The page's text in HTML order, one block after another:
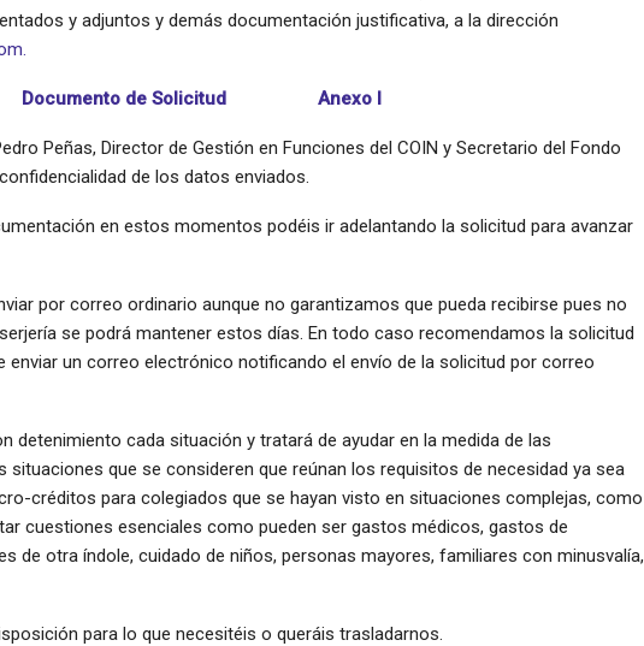
y adjuntos y demás documentación justificativa, a la dirección
Documento de Solicitud Anexo I
Peñas, Director de Gestión en Funciones del COIN y Secretario del Fondo
de los datos enviados.
en estos momentos podéis ir adelantando la solicitud para avanzar
por correo ordinario aunque no garantizamos que pueda recibirse pues no
se podrá mantener estos días. En todo caso recomendamos la solicitud
enviar un correo electrónico notificando el envío de la solicitud por correo
detenimiento cada situación y tratará de ayudar en la medida de las
situaciones que se consideren que reúnan los requisitos de necesidad ya sea
créditos para colegiados que se hayan visto en situaciones complejas, como
cuestiones esenciales como pueden ser gastos médicos, gastos de
de otra índole, cuidado de niños, personas mayores, familiares con minusvalía,
para lo que necesitéis o queráis trasladarnos.